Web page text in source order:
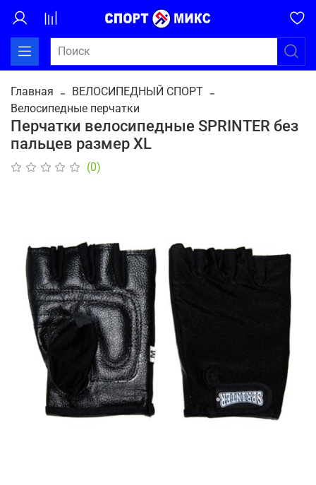
Главная
ВЕЛОСИПЕДНЫЙ СПОРТ
Велосипедные перчатки
Перчатки велосипедные SPRINTER без
пальцев размер ХL
(0)